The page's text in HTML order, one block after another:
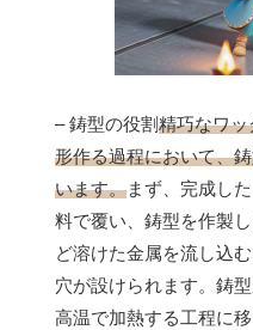
– 鋳型の役割精巧なワ
形作る過程において、
います。まず、完成し
料で覆い、鋳型を作製
ど溶けた金属を流し込
穴が設けられます。鋳
高温で加熱する工程に